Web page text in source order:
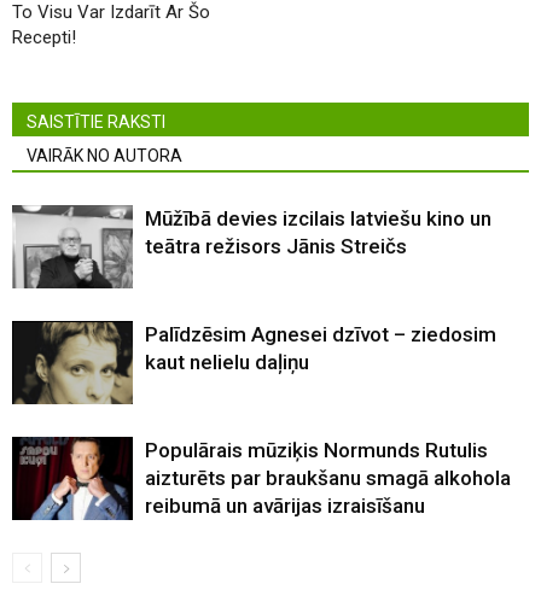
To Visu Var Izdarīt Ar Šo
Recepti!
SAISTĪTIE RAKSTI
VAIRĀK NO AUTORA
Mūžībā devies izcilais latviešu kino un
teātra režisors Jānis Streičs
Palīdzēsim Agnesei dzīvot – ziedosim
kaut nelielu daļiņu
Populārais mūziķis Normunds Rutulis
aizturēts par braukšanu smagā alkohola
reibumā un avārijas izraisīšanu